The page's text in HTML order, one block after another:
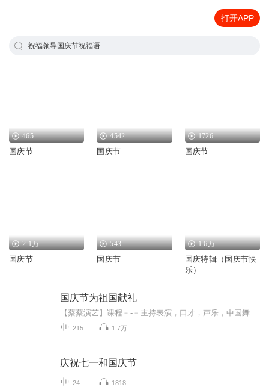
打开APP
祝福领导国庆节祝福语
465
国庆节
4542
国庆节
1726
国庆节
2.1万
国庆节
543
国庆节
1.6万
国庆特辑（国庆节快
乐）
国庆节为祖国献礼
215 1.7万
庆祝七一和国庆节
24 1818